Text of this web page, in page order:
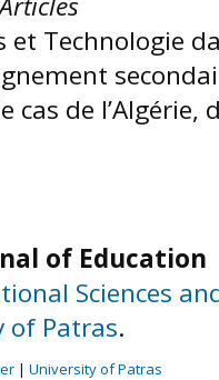
et Technologie
cas de l’Algérie,
of Education
Sciences
of Patras.
| University of Patras